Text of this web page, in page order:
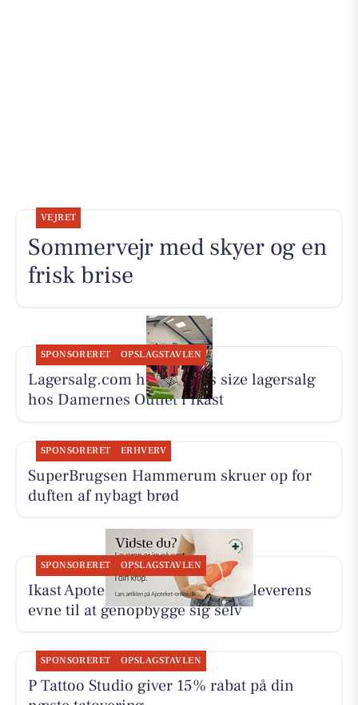
VEJRET
Sommervejr med skyer og en
frisk brise
SPONSORERET OPSLAGSTAVLEN
Lagersalg.com holder plus size lagersalg
hos Damernes Outlet i Ikast
SPONSORERET ERHVERV
SuperBrugsen Hammerum skruer op for
duften af nybagt brød
SPONSORERET OPSLAGSTAVLEN
Ikast Apotek deler interview om leverens
evne til at genopbygge sig selv
SPONSORERET OPSLAGSTAVLEN
P Tattoo Studio giver 15% rabat på din